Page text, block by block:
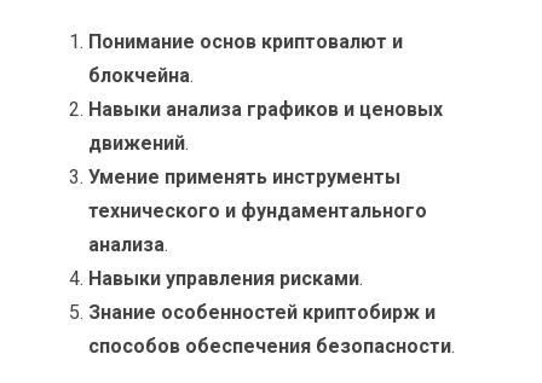
Понимание основ криптовалют и
блокчейна.
Навыки анализа графиков и ценовых
движений.
Умение применять инструменты
технического и фундаментального
анализа.
Навыки управления рисками.
Знание особенностей криптобирж и
способов обеспечения безопасности.